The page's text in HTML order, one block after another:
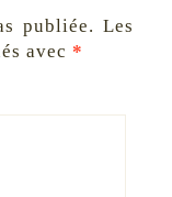
publiée. Les
avec *